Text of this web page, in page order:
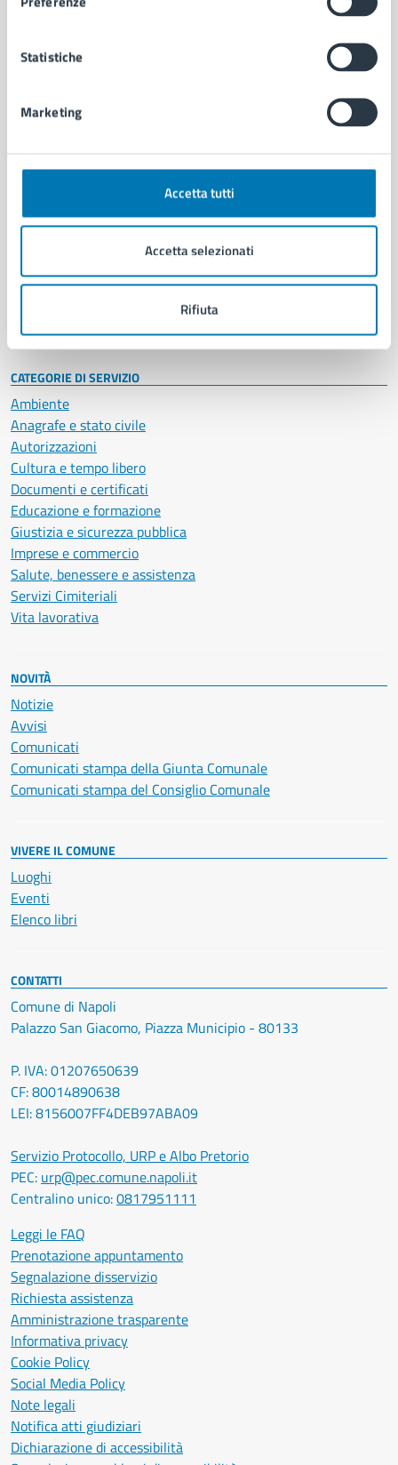
Statistiche
Marketing
Accetta tutti
Accetta selezionati
Rifiuta
Comune di Napoli
AMMINISTRAZIONE
Organi di governo
Enti e fondazioni
Personale amministrativo
Intranet, posta aziendale e protocollo
CATEGORIE DI SERVIZIO
Ambiente
Anagrafe e stato civile
Autorizzazioni
Cultura e tempo libero
Documenti e certificati
Educazione e formazione
Giustizia e sicurezza pubblica
Imprese e commercio
Salute, benessere e assistenza
Servizi Cimiteriali
Vita lavorativa
NOVITÀ
Notizie
Avvisi
Comunicati
Comunicati stampa della Giunta Comunale
Comunicati stampa del Consiglio Comunale
VIVERE IL COMUNE
Luoghi
Eventi
Elenco libri
CONTATTI
Comune di Napoli
Palazzo San Giacomo, Piazza Municipio - 80133
P. IVA: 01207650639
CF: 80014890638
LEI: 8156007FF4DEB97ABA09
Servizio Protocollo, URP e Albo Pretorio
PEC: urp@pec.comune.napoli.it
Centralino unico:0817951111
Leggi le FAQ
Prenotazione appuntamento
Segnalazione disservizio
Richiesta assistenza
Amministrazione trasparente
Informativa privacy
Cookie Policy
Social Media Policy
Note legali
Notifica atti giudiziari
Dichiarazione di accessibilità